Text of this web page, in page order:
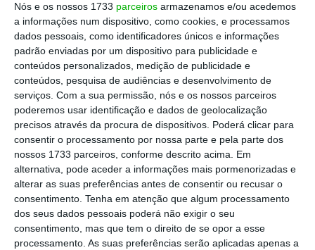
Nós e os nossos 1733 parceiros armazenamos e/ou acedemos
a informações num dispositivo, como cookies, e processamos
dados pessoais, como identificadores únicos e informações
padrão enviadas por um dispositivo para publicidade e
conteúdos personalizados, medição de publicidade e
conteúdos, pesquisa de audiências e desenvolvimento de
serviços. Com a sua permissão, nós e os nossos parceiros
poderemos usar identificação e dados de geolocalização
precisos através da procura de dispositivos. Poderá clicar para
consentir o processamento por nossa parte e pela parte dos
nossos 1733 parceiros, conforme descrito acima. Em
alternativa, pode aceder a informações mais pormenorizadas e
alterar as suas preferências antes de consentir ou recusar o
consentimento. Tenha em atenção que algum processamento
dos seus dados pessoais poderá não exigir o seu
consentimento, mas que tem o direito de se opor a esse
processamento. As suas preferências serão aplicadas apenas a
iguala os projetos do PS e do Chega na
redução das taxas do 3.º e 4.º escalões
, ou
seja, passam de 22,50% para 22% e de 25,50%
para 25%, respetivamente, e em comparação
com a proposta inicial do Executivo. Este
alívio fiscal beneficia rendimentos entre
cerca de 1.100 e 1.800 euros mensais brutos.
A este respeito, Hugo Soares lembra que o
Chega disse, no Parlamento, “que se o PSD
fosse ao encontro deles, que votaria
favoravelmente”.